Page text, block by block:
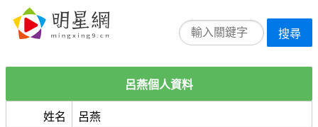
搜尋
呂燕個人資料
姓名 呂燕